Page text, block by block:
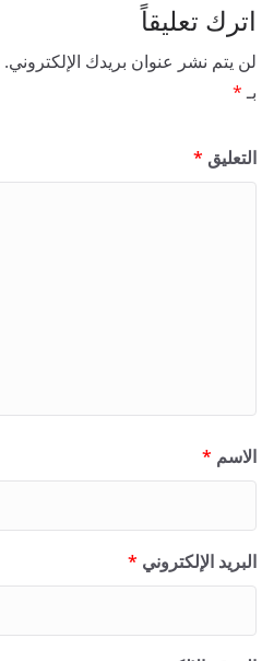
اترك تعليقاً
لن يتم نشر عنوان بريدك الإلكتروني.
بـ*
التعليق *
الاسم *
البريد الإلكتروني *